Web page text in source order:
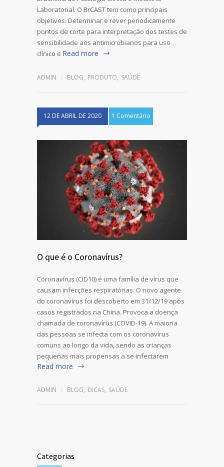
Laboratorial. O BrCAST tem como principais
objetivos: Determinar e rever periodicamente
pontos de corte para interpretação dos testes de
sensibilidade aos antimicrobianos para uso
clínico e Read more
ADMIN BLOG, PRODUTO, SAÚDE
12 DE ABRIL DE 2020 1 Comentário
O que é o Coronavírus?
Coronavírus (CID10) é uma família de vírus que
causam infecções respiratórias. O novo agente
do coronavírus foi descoberto em 31/12/19 após
casos registrados na China. Provoca a doença
chamada de coronavírus (COVID-19). A maioria
das pessoas se infecta com os coronavírus
comuns ao longo da vida, sendo as crianças
pequenas mais propensas a se infectarem
Read more
ADMIN BLOG, DICAS, SAÚDE
Categorias